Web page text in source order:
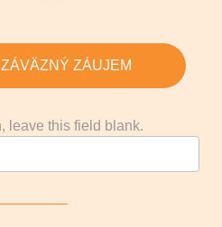
ZÁUJEM
leave this field blank.